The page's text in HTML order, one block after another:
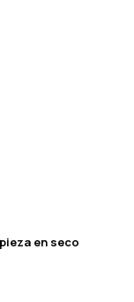
en seco